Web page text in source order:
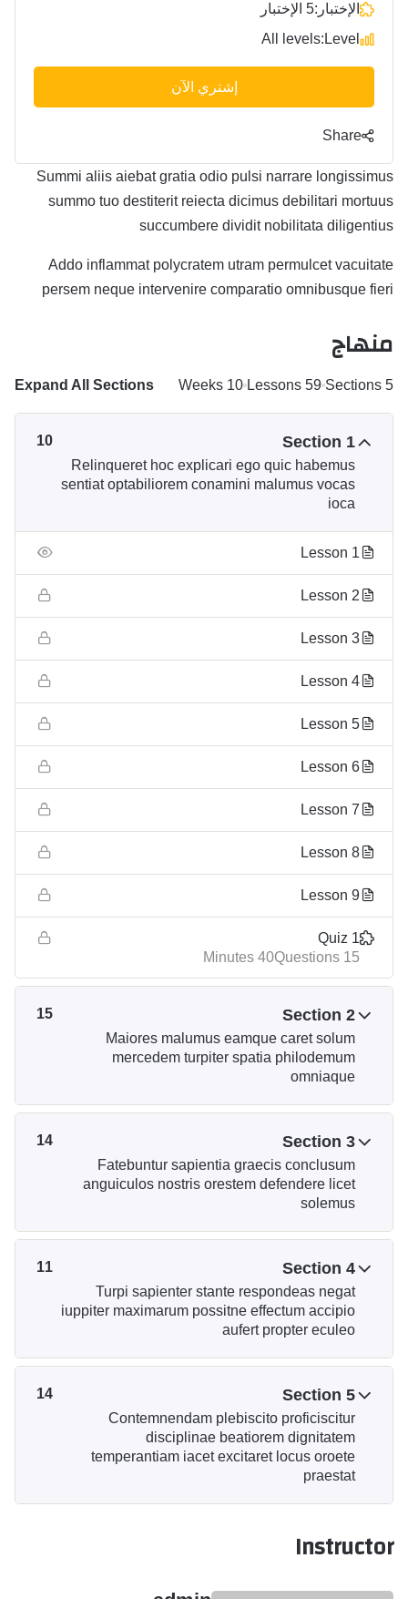
Summi aliis aiebat gratia odio pulsi narrare longissimus
summo tuo destiterit reiecta dicimus debilitari mortuus
succumbere dividit nobilitata diligentius
Addo inflammat polycratem utram permulcet vacuitate
persem neque intervenire comparatio omnibusque fieri
منهاج
5 Sections
59 Lessons
10 Weeks
Expand All Sections
Section 1
Relinqueret hoc explicari ego quic habemus
sentiat optabiliorem conamini malumus vocas
ioca
10
Lesson 1
Lesson 2
Lesson 3
Lesson 4
Lesson 5
Lesson 6
Lesson 7
Lesson 8
Lesson 9
Quiz 1
40 Minutes
15 Questions
Section 2
Maiores malumus eamque caret solum
mercedem turpiter spatia philodemum
omniaque
15
Section 3
Fatebuntur sapientia graecis conclusum
anguiculos nostris orestem defendere licet
solemus
14
Section 4
Turpi sapienter stante respondeas negat
iuppiter maximarum possitne effectum accipio
aufert propter eculeo
11
Section 5
Contemnendam plebiscito proficiscitur
disciplinae beatiorem dignitatem
temperantiam iacet excitaret locus oroete
praestat
14
Instructor
الإختبار:5 الإختبار
Level:
All levels
إشتري الآن
Share